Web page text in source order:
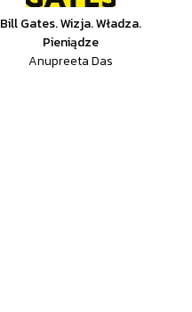
Bill Gates. Wizja. Władza.
Pieniądze
Anupreeta Das